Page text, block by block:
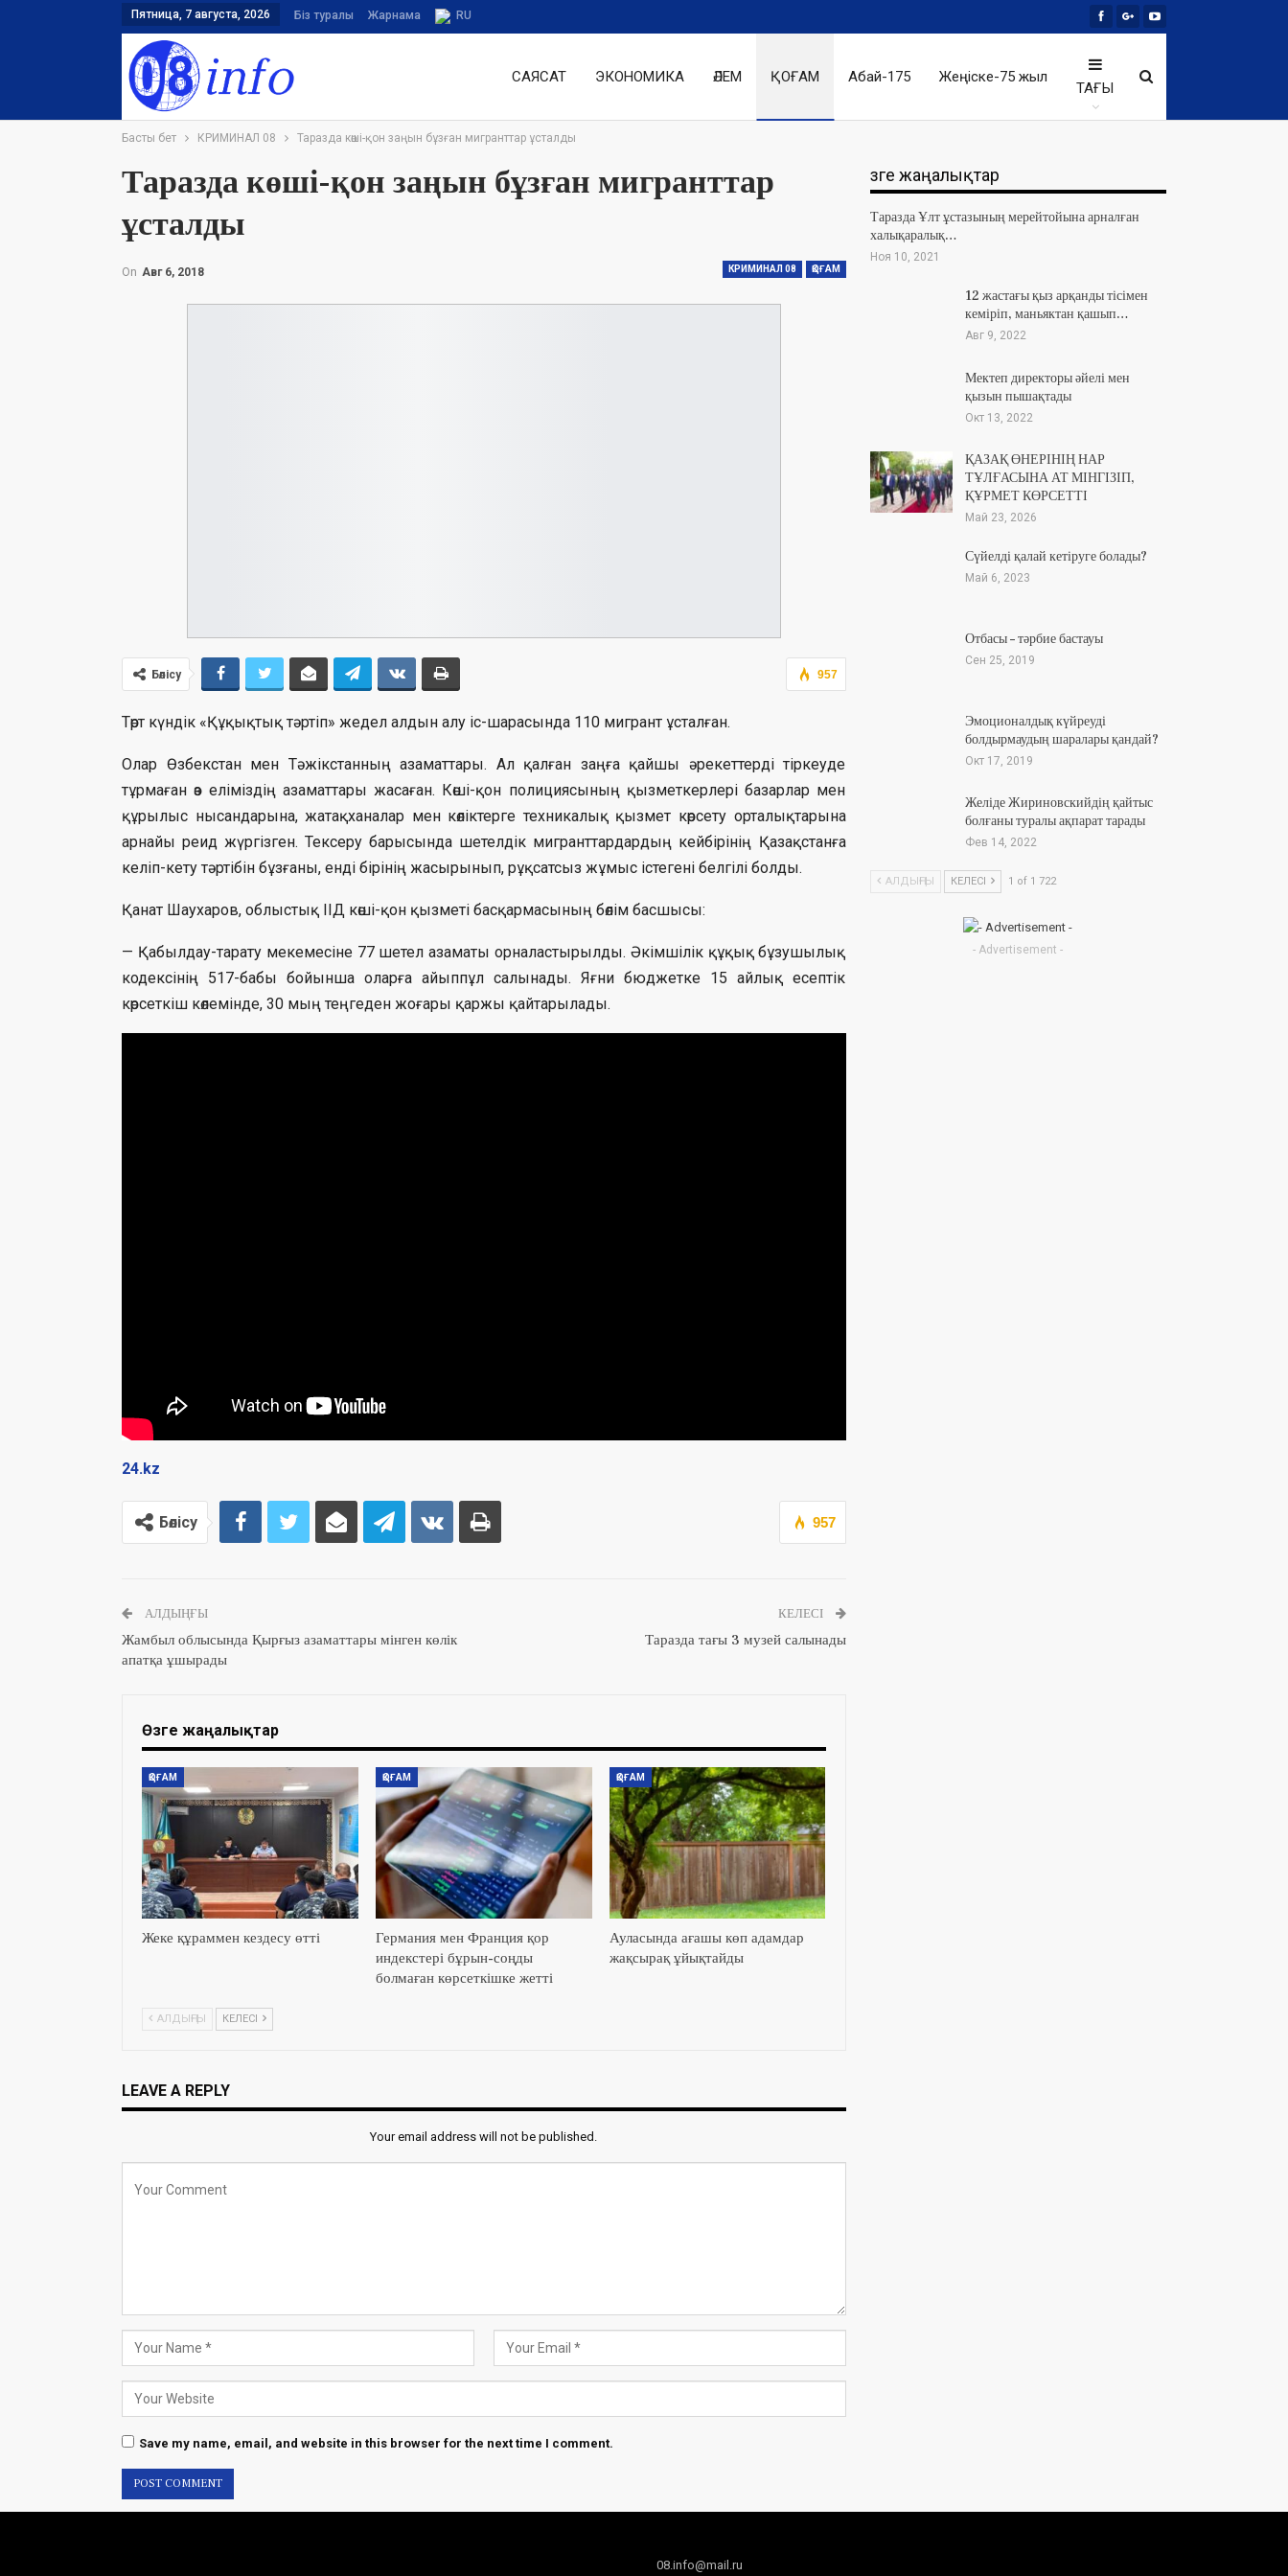
Пятница, 7 августа, 2026 Біз туралы Жарнама RU
САЯСАТ ЭКОНОМИКА ӘЛЕМ ҚОҒАМ Абай-175 Жеңіске-75 жыл
ТАҒЫ
Басты бет КРИМИНАЛ 08 Таразда көші-қон заңын бұзған мигранттар ұсталды
Таразда көші-қон заңын бұзған мигранттар
ұсталды
КРИМИНАЛ 08 ҚОҒАМ
On Авг 6, 2018
957
Бөлісу
Төрт күндік «Құқықтық тәртіп» жедел алдын алу іс-шарасында 110 мигрант ұсталған.
Олар Өзбекстан мен Тәжікстанның азаматтары. Ал қалған заңға қайшы әрекеттерді тіркеуде
тұрмаған өз еліміздің азаматтары жасаған. Көші-қон полициясының қызметкерлері базарлар мен
құрылыс нысандарына, жатақханалар мен көліктерге техникалық қызмет көрсету орталықтарына
арнайы реид жүргізген. Тексеру барысында шетелдік мигранттардардың кейбірінің Қазақстанға
келіп-кету тәртібін бұзғаны, енді бірінің жасырынып, рұқсатсыз жұмыс істегені белгілі болды.
Қанат Шаухаров, облыстық ІІД көші-қон қызметі басқармасының бөлім басшысы:
— Қабылдау-тарату мекемесіне 77 шетел азаматы орналастырылды. Әкімшілік құқық бұзушылық
кодексінің 517-бабы бойынша оларға айыппұл салынады. Яғни бюджетке 15 айлық есептік
көрсеткіш көлемінде, 30 мың теңгеден жоғары қаржы қайтарылады.
24.kz
957
Бөлісу
АЛДЫҢҒЫ
Жамбыл облысында Қырғыз азаматтары мінген көлік
апатқа ұшырады
КЕЛЕСІ
Таразда тағы 3 музей салынады
Өзге жаңалықтар
ҚОҒАМ
Жеке құраммен кездесу өтті
ҚОҒАМ
Германия мен Франция қор
индекстері бұрын-соңды
болмаған көрсеткішке жетті
ҚОҒАМ
Ауласында ағашы көп адамдар
жақсырақ ұйықтайды
АЛДЫҢҒЫ КЕЛЕСІ
LEAVE A REPLY
Your email address will not be published.
Save my name, email, and website in this browser for the next time I comment.
Өзге жаңалықтар
Таразда Ұлт ұстазының мерейтойына арналған
халықаралық…
Ноя 10, 2021
12 жастағы қыз арқанды тісімен
кеміріп, маньяктан қашып…
Авг 9, 2022
Мектеп директоры әйелі мен
қызын пышақтады
Окт 13, 2022
ҚАЗАҚ ӨНЕРІНІҢ НАР
ТҰЛҒАСЫНА АТ МІНГІЗІП,
ҚҰРМЕТ КӨРСЕТТІ
Май 23, 2026
Сүйелді қалай кетіруге болады?
Май 6, 2023
Отбасы – тәрбие бастауы
Сен 25, 2019
Эмоционалдық күйреуді
болдырмаудың шаралары қандай?
Окт 17, 2019
Желіде Жириновскийдің қайтыс
болғаны туралы ақпарат тарады
Фев 14, 2022
АЛДЫҢҒЫ КЕЛЕСІ 1 of 1 722
- Advertisement -
08.info@mail.ru